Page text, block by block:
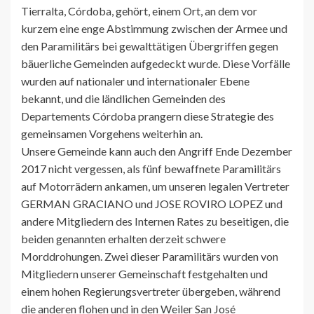
Tierralta, Córdoba, gehört, einem Ort, an dem vor
kurzem eine enge Abstimmung zwischen der Armee und
den Paramilitärs bei gewalttätigen Übergriffen gegen
bäuerliche Gemeinden aufgedeckt wurde. Diese Vorfälle
wurden auf nationaler und internationaler Ebene
bekannt, und die ländlichen Gemeinden des
Departements Córdoba prangern diese Strategie des
gemeinsamen Vorgehens weiterhin an.
Unsere Gemeinde kann auch den Angriff Ende Dezember
2017 nicht vergessen, als fünf bewaffnete Paramilitärs
auf Motorrädern ankamen, um unseren legalen Vertreter
GERMAN GRACIANO und JOSE ROVIRO LOPEZ und
andere Mitgliedern des Internen Rates zu beseitigen, die
beiden genannten erhalten derzeit schwere
Morddrohungen. Zwei dieser Paramilitärs wurden von
Mitgliedern unserer Gemeinschaft festgehalten und
einem hohen Regierungsvertreter übergeben, während
die anderen flohen und in den Weiler San José